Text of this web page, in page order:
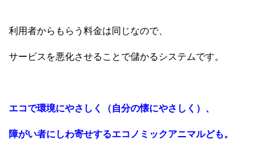
利用者からもらう料金は同じなので、
サービスを悪化させることで儲かるシステムです。
エコで環境にやさしく（自分の懐にやさしく）、
障がい者にしわ寄せするエコノミックアニマルども。